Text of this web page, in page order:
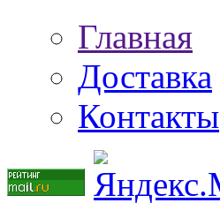
Главная
Доставка
Контакты